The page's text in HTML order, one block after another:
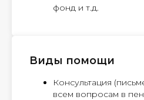
фонд и т.д.
Виды помощи
Консультация
всем вопросам в